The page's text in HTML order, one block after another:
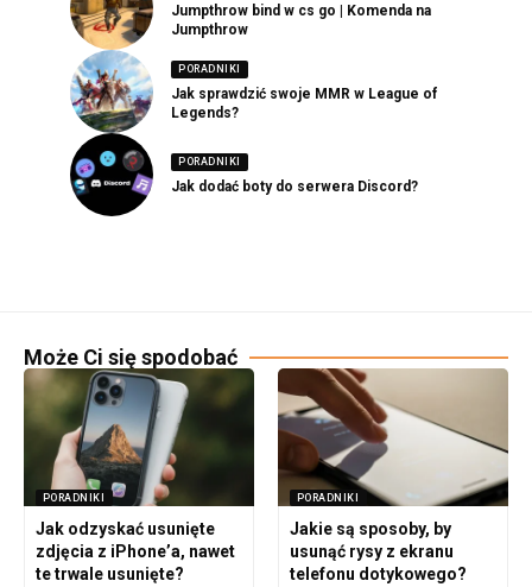
Jumpthrow bind w cs go | Komenda na
Jumpthrow
PORADNIKI
Jak sprawdzić swoje MMR w League of
Legends?
PORADNIKI
Jak dodać boty do serwera Discord?
Może Ci się spodobać
PORADNIKI
Jak odzyskać usunięte
zdjęcia z iPhone’a, nawet
te trwale usunięte?
PORADNIKI
Jakie są sposoby, by
usunąć rysy z ekranu
telefonu dotykowego?